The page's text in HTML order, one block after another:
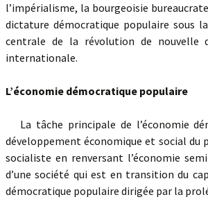
l’impérialisme, la bourgeoisie
dictature démocratique populaire sous
centrale de la révolution de nouvelle
internationale.
L’économie démocratique populaire
La tâche principale de l’économie
développement économique et social du
socialiste en renversant l’économie
d’une société qui est en transition du
démocratique populaire dirigée par la